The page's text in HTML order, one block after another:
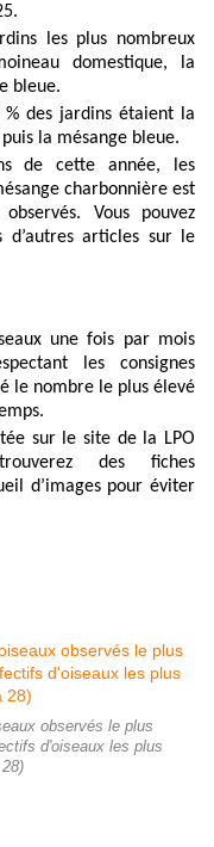
les plus nombreux
domestique, la
bleue.
% des jardins étaient la
la mésange bleue.
de cette année, les
charbonnière est
Vous pouvez
d’autres articles sur le
une fois par mois
les consignes
le nombre le plus élevé
sur le site de la LPO
des fiches
d’images pour éviter
observés le plus
d'oiseaux les plus